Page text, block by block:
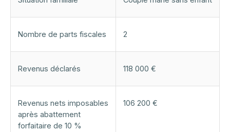
Nombre de parts fiscales 2
Revenus déclarés 118 000 €
Revenus nets imposables
après abattement
forfaitaire de 10 %
106 200 €